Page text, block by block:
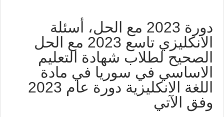
مغلقة
دورة 2023 مع الحل، أسئلة
الانكليزي تاسع 2023 مع الحل
الصحيح لطلاب شهادة التعليم
الاساسي في سوريا في مادة
اللغة الانكليزية دورة عام 2023
وفق الآتي